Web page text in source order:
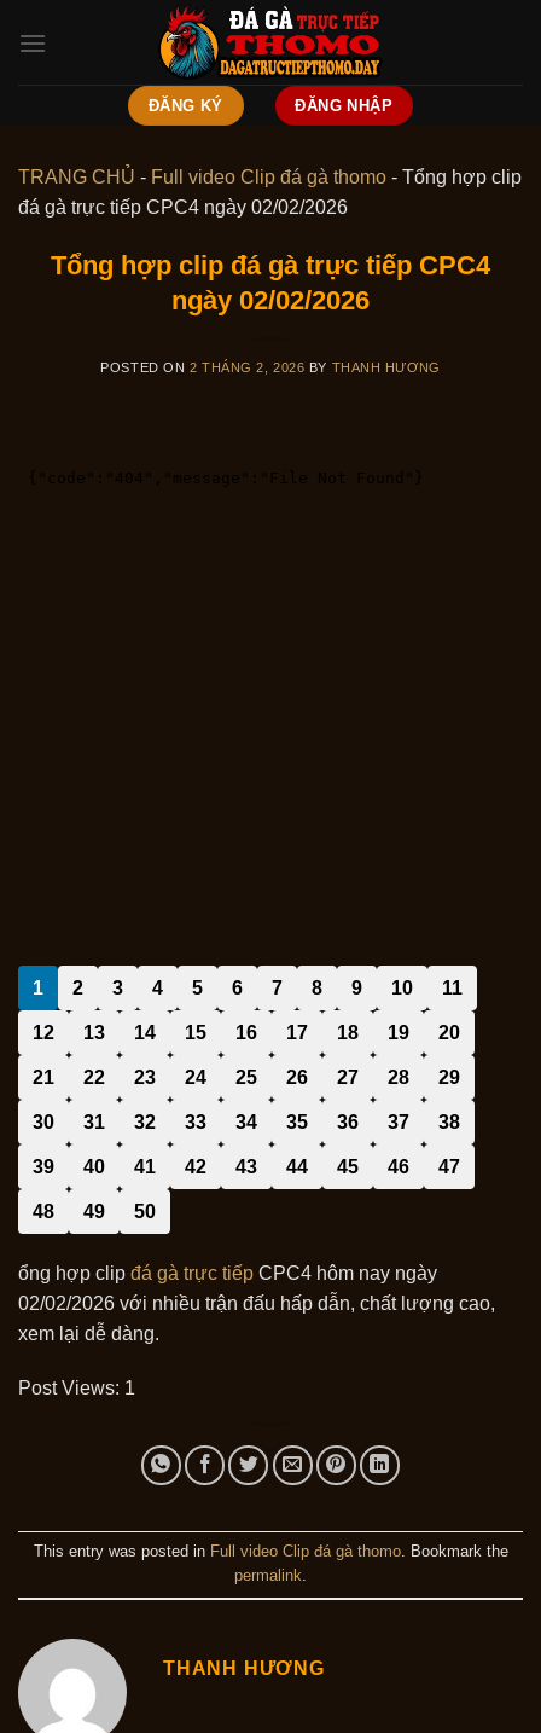
ĐĂNG KÝ ĐĂNG NHẬP
TRANG CHỦ - Full video Clip đá gà thomo - Tổng hợp clip
đá gà trực tiếp CPC4 ngày 02/02/2026
Tổng hợp clip đá gà trực tiếp CPC4
ngày 02/02/2026
POSTED ON 2 THÁNG 2, 2026 BY THANH HƯƠNG
1 2 3 4 5 6 7 8 9 10 11
12 13 14 15 16 17 18 19 20
21 22 23 24 25 26 27 28 29
30 31 32 33 34 35 36 37 38
39 40 41 42 43 44 45 46 47
48 49 50
ổng hợp clip đá gà trực tiếp CPC4 hôm nay ngày
02/02/2026 với nhiều trận đấu hấp dẫn, chất lượng cao,
xem lại dễ dàng.
Post Views: 1
This entry was posted in Full video Clip đá gà thomo. Bookmark the
permalink
THANH HƯƠNG